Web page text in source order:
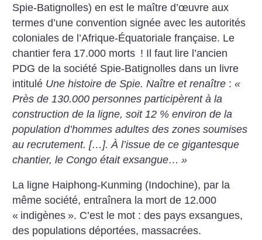
Spie-Batignolles) en est le maître d’œuvre aux
termes d’une convention signée avec les autorités
coloniales de l’Afrique-Équatoriale française. Le
chantier fera 17.000 morts ! Il faut lire l’ancien
PDG de la société Spie-Batignolles dans un livre
intitulé Une histoire de Spie. Naître et renaître :«
Près de 130.000 personnes participèrent à la
construction de la ligne, soit 12 % environ de la
population d’hommes adultes des zones soumises
au recrutement. […]. À l’issue de ce gigantesque
chantier, le Congo était exsangue… »
La ligne Haiphong-Kunming (Indochine), par la
même société, entraînera la mort de 12.000
« indigènes ». C’est le mot : des pays exsangues,
des populations déportées, massacrées.